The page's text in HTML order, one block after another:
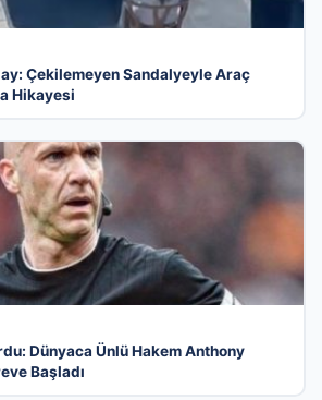
Çekilemeyen Sandalyeyle Araç
Hikayesi
Dünyaca Ünlü Hakem Anthony
Başladı